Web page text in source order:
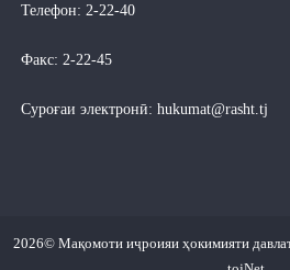
Телефон: 2-22-40
Факс: 2-22-45
Суроғаи электронӣ: hukumat@rasht.tj
2026© Мақомоти иҷроияи ҳокимияти